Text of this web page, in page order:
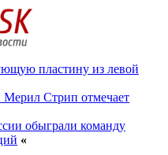
пластину из левой
Стрип отмечает
обыграли команду
«